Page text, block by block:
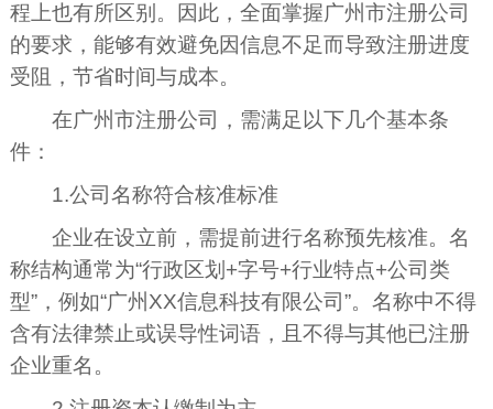
程上也有所区别。因此，全面掌握广州市注册公司
的要求，能够有效避免因信息不足而导致注册进度
受阻，节省时间与成本。
在广州市注册公司，需满足以下几个基本条
件：
1.公司名称符合核准标准
企业在设立前，需提前进行名称预先核准。名
称结构通常为“行政区划+字号+行业特点+公司类
型”，例如“广州XX信息科技有限公司”。名称中不得
含有法律禁止或误导性词语，且不得与其他已注册
企业重名。